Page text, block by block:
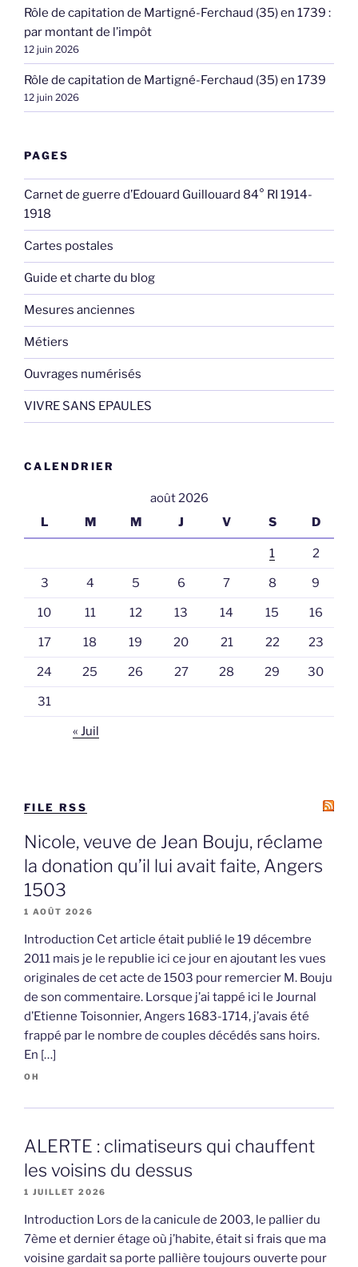
Rôle de capitation de Martigné-Ferchaud (35) en 1739 :
par montant de l’impôt
12 juin 2026
Rôle de capitation de Martigné-Ferchaud (35) en 1739
12 juin 2026
PAGES
Carnet de guerre d’Edouard Guillouard 84° RI 1914-
1918
Cartes postales
Guide et charte du blog
Mesures anciennes
Métiers
Ouvrages numérisés
VIVRE SANS EPAULES
CALENDRIER
août 2026
L
M M J V S D
1 2
3 4 5 6 7 8 9
10 11 12 13 14 15 16
17 18 19 20 21 22 23
24 25 26 27 28 29 30
31
« Juil
FILE RSS
Nicole, veuve de Jean Bouju, réclame
la donation qu’il lui avait faite, Angers
1503
1 AOÛT 2026
Introduction Cet article était publié le 19 décembre
2011 mais je le republie ici ce jour en ajoutant les vues
originales de cet acte de 1503 pour remercier M. Bouju
de son commentaire. Lorsque j’ai tappé ici le Journal
d’Etienne Toisonnier, Angers 1683-1714, j’avais été
frappé par le nombre de couples décédés sans hoirs.
En […]
OH
ALERTE : climatiseurs qui chauffent
les voisins du dessus
1 JUILLET 2026
Introduction Lors de la canicule de 2003, le pallier du
7ème et dernier étage où j’habite, était si frais que ma
voisine gardait sa porte pallière toujours ouverte pour